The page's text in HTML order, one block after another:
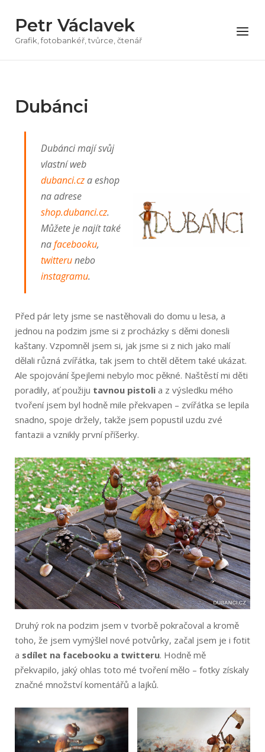
obsah
Petr Václavek
Grafik, fotobankéř, tvůrce, čtenář
Menu
Dubánci
Dubánci mají svůj
vlastní web
dubanci.cza eshop
na adrese
shop.dubanci.cz.
Můžete je najít také
nafacebooku,
twitterunebo
instagramu.
Před pár lety jsme se nastěhovali do domu u lesa, a
jednou na podzim jsme si z procházky s děmi donesli
kaštany. Vzpomněl jsem si, jak jsme si z nich jako malí
dělali různá zvířátka, tak jsem to chtěl dětem také ukázat.
Ale spojování špejlemi nebylo moc pěkné. Naštěstí mi děti
poradily, ať použiju tavnou pistoli a z výsledku mého
tvoření jsem byl hodně mile překvapen – zvířátka se lepila
snadno, spoje držely, takže jsem popustil uzdu zvé
fantazii a vznikly první příšerky.
Druhý rok na podzim jsem v tvorbě pokračoval a kromě
toho, že jsem vymýšlel nové potvůrky, začal jsem je i fotit
a sdílet na facebooku a twitteru. Hodně mě
překvapilo, jaký ohlas toto mé tvoření mělo – fotky získaly
značné množství komentářů a lajků.